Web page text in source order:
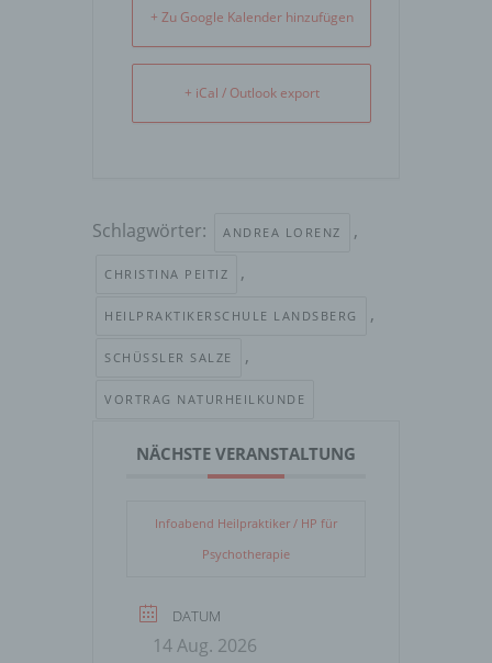
+ Zu Google Kalender hinzufügen
+ iCal / Outlook export
Schlagwörter: ANDREA LORENZ ,
CHRISTINA PEITIZ ,
HEILPRAKTIKERSCHULE LANDSBERG ,
SCHÜSSLER SALZE ,
VORTRAG NATURHEILKUNDE
NÄCHSTE VERANSTALTUNG
Infoabend Heilpraktiker / HP für
Psychotherapie
DATUM
14 Aug. 2026